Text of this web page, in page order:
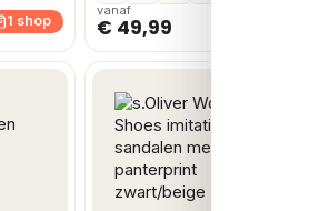
1 shop
vanaf
€ 49,99